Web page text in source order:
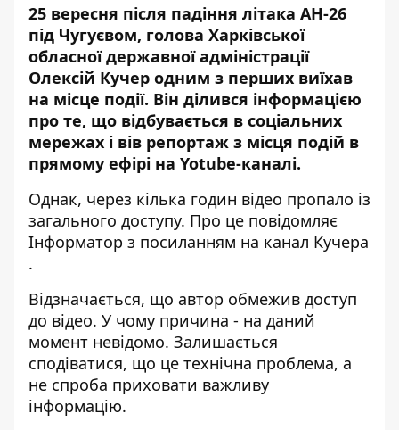
25 вересня після падіння літака АН-26
під Чугуєвом, голова Харківської
обласної державної адміністрації
Олексій Кучер одним з перших виїхав
на місце події. Він ділився інформацією
про те, що відбувається в соціальних
мережах і вів репортаж з місця подій в
прямому ефірі на Yotube-каналі.
Однак, через кілька годин відео пропало із
загального доступу. Про це повідомляє
Інформатор з посиланням на канал Кучера
.
Відзначається, що автор обмежив доступ
до відео. У чому причина - на даний
момент невідомо. Залишається
сподіватися, що це технічна проблема, а
не спроба приховати важливу
інформацію.